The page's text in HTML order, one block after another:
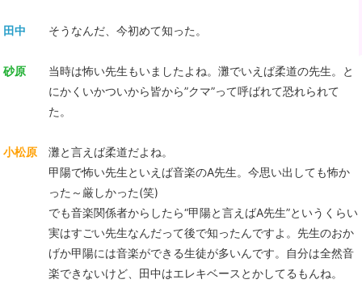
田中 そうなんだ、今初めて知った。
砂原
当時は怖い先生もいましたよね。灘でいえば柔道の先生。と
にかくいかついから皆から”クマ”って呼ばれて恐れられて
た。
小松原
灘と言えば柔道だよね。
甲陽で怖い先生といえば音楽のA先生。今思い出しても怖か
った～厳しかった(笑)
でも音楽関係者からしたら“甲陽と言えばA先生”というくらい
実はすごい先生なんだって後で知ったんですよ。先生のおか
げか甲陽には音楽ができる生徒が多いんです。自分は全然音
楽できないけど、田中はエレキベースとかしてるもんね。